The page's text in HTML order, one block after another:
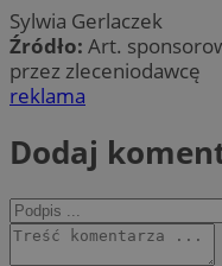
Sylwia Gerlaczek
Źródło: Art.
przez zleceniodawcę
reklama
Dodaj